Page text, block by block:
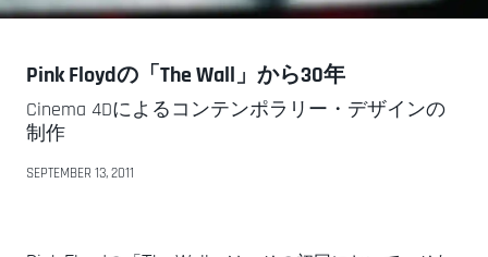
Pink Floydの「The Wall」から30年
Cinema 4Dによるコンテンポラリー・デザインの
制作
SEPTEMBER 13, 2011